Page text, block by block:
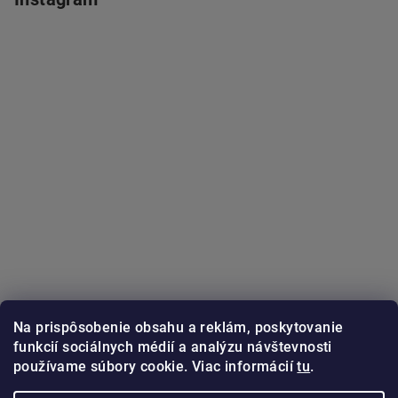
Na prispôsobenie obsahu a reklám, poskytovanie
funkcií sociálnych médií a analýzu návštevnosti
používame súbory cookie. Viac informáciítu.